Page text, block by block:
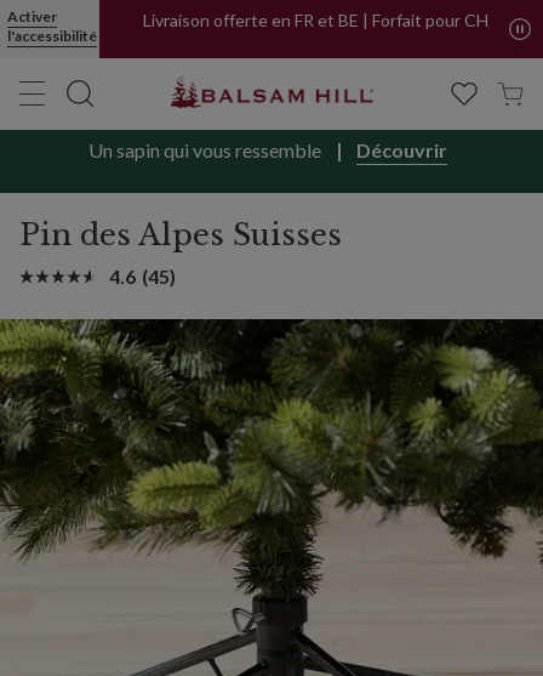
Activer
l'accessibilité
Livraison offerte en FR et BE | Forfait pour CH
Un sapin qui vous ressemble Découvrir
Pin des Alpes Suisses
4.6 (45)